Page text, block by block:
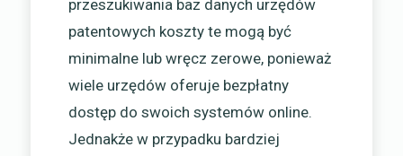
przeszukiwania baz danych urzędów
patentowych koszty te mogą być
minimalne lub wręcz zerowe, ponieważ
wiele urzędów oferuje bezpłatny
dostęp do swoich systemów online.
Jednakże w przypadku bardziej